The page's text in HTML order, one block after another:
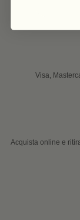
Visa,
Acquista online e